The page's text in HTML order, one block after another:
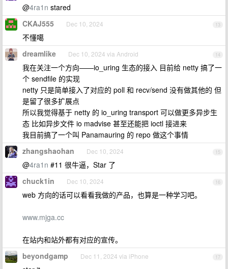
@4ra1n stared
13
CKAJ555 Dec 10, 2024
不懂噶
14
dreamlike Dec 10, 2024 via Android
我在关注一个方向——io_uring 生态的接入 目前给 netty 搞了一
个 sendfile 的实现
netty 只是简单接入了对应的 poll 和 recv/send 没有做其他的 但
是留了很多扩展点
所以我觉得基于 netty 的 io_uring transport 可以做更多异步生
态 比如异步文件 io madvise 甚至还能把 ioctl 接进来
我目前搞了一个叫 Panamauring 的 repo 做这个事情
15
zhangshaohan Dec 10, 2024
@4ra1n #11 很牛逼，Star 了
16
chuck1in Dec 10, 2024
web 方向的话可以看看我做的产品，也算是一种学习吧。
www.mjga.cc
在站内和站外都有对应的宣传。
17
beyondgamp Dec 11, 2024 via iPhone